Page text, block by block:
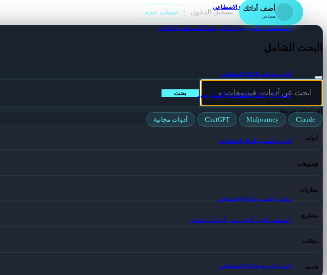
روبوتات الدردشة بالذكاء الاصطناعي
استكشف عالم روبوتات الدردشة المدعمة بالذكاء...
أدوات مدعمة بالذكاء الاصطناعي
ادخل إلى عالم الكفاءة والابتكار مع...
أدوات التصميم بالذكاء الاصطناعي
مولدات الفيديو بالذكاء الاصطناعي
اكتشف الجيل الجديد من أدوات إنشاء...
أدوات الترجمة بالذكاء الاصطناعي
أضف أداتك
مجاني
تسجيل الدخول حساب جديد
البحث الشامل
بحث
اقتراحات سريعة:
ChatGPT
Midjourney Claude أدوات مجانية
أدوات
فيديوهات
مقارنات
مشاريع
مقالات
قادمة